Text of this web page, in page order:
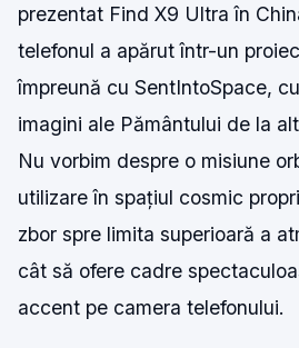
prezentat Find X9 Ultra în
telefonul a apărut într-un
împreună cu SentIntoSpace,
imagini ale Pământului de la
Nu vorbim despre o misiune
utilizare în spațiul cosmic
zbor spre limita superioară a
cât să ofere cadre
accent pe camera telefonului.